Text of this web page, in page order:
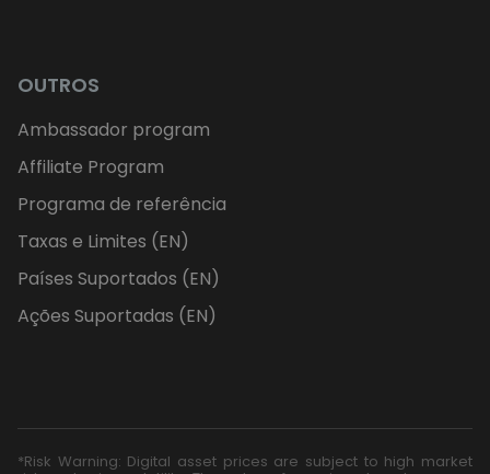
OUTROS
Ambassador program
Affiliate Program
Programa de referência
Taxas e Limites (EN)
Países Suportados (EN)
Ações Suportadas (EN)
*Risk Warning: Digital asset prices are subject to high market